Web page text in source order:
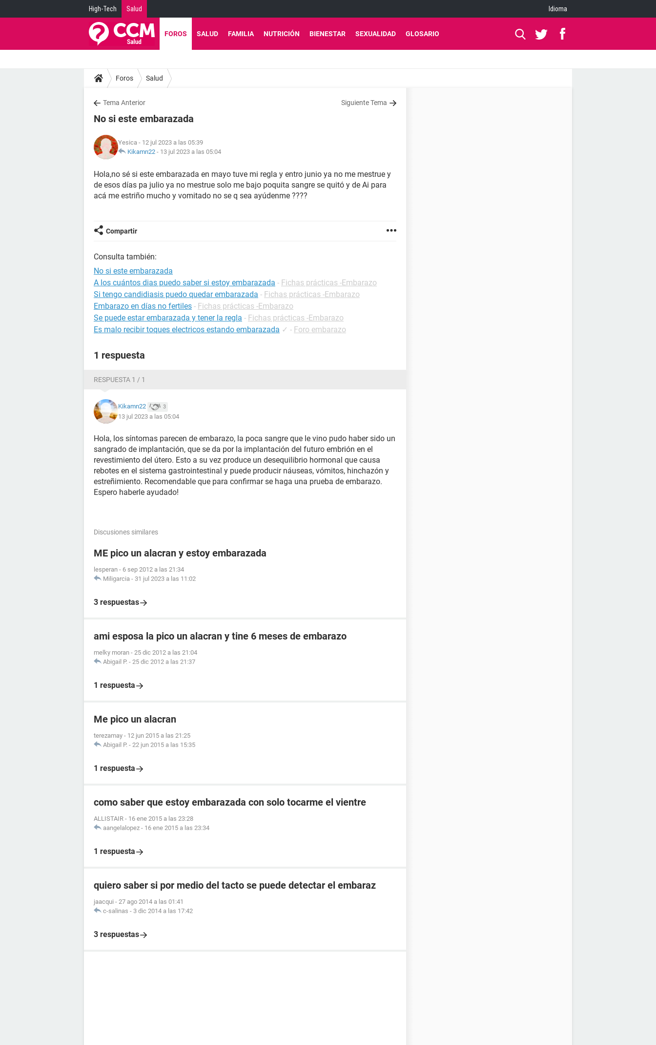
High-Tech Salud Idioma
FOROS SALUD FAMILIA NUTRICIÓN BIENESTAR SEXUALIDAD GLOSARIO
Foros Salud
Tema Anterior Siguiente Tema
No si este embarazada
Yesica - 12 jul 2023 a las 05:39
Kikamn22 - 13 jul 2023 a las 05:04
Hola,no sé si este embarazada en mayo tuve mi regla y entro junio ya no me mestrue y
de esos días pa julio ya no mestrue solo me bajo poquita sangre se quitó y de Ai para
acá me estriño mucho y vomitado no se q sea ayúdenme ????
Compartir
Consulta también:
No si este embarazada
A los cuántos dias puedo saber si estoy embarazada - Fichas prácticas -Embarazo
Si tengo candidiasis puedo quedar embarazada - Fichas prácticas -Embarazo
Embarazo en días no fertiles - Fichas prácticas -Embarazo
Se puede estar embarazada y tener la regla - Fichas prácticas -Embarazo
Es malo recibir toques electricos estando embarazada ✓ - Foro embarazo
1 respuesta
RESPUESTA 1 / 1
Kikamn22 3
13 jul 2023 a las 05:04
Hola, los síntomas parecen de embarazo, la poca sangre que le vino pudo haber sido un
sangrado de implantación, que se da por la implantación del futuro embrión en el
revestimiento del útero. Esto a su vez produce un desequilibrio hormonal que causa
rebotes en el sistema gastrointestinal y puede producir náuseas, vómitos, hinchazón y
estreñimiento. Recomendable que para confirmar se haga una prueba de embarazo.
Espero haberle ayudado!
Discusiones similares
ME pico un alacran y estoy embarazada
lesperan - 6 sep 2012 a las 21:34
Miligarcia - 31 jul 2023 a las 11:02
3 respuestas
ami esposa la pico un alacran y tine 6 meses de embarazo
melky moran - 25 dic 2012 a las 21:04
Abigail P. - 25 dic 2012 a las 21:37
1 respuesta
Me pico un alacran
terezamay - 12 jun 2015 a las 21:25
Abigail P. - 22 jun 2015 a las 15:35
1 respuesta
como saber que estoy embarazada con solo tocarme el vientre
ALLISTAIR - 16 ene 2015 a las 23:28
aangelalopez - 16 ene 2015 a las 23:34
1 respuesta
quiero saber si por medio del tacto se puede detectar el embaraz
jaacqui - 27 ago 2014 a las 01:41
c-salinas - 3 dic 2014 a las 17:42
3 respuestas